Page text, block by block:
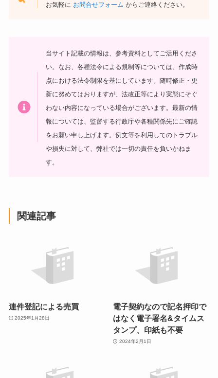
お気軽に お問合せフォーム からご連絡ください。
当サイト記載の情報は、参考資料としてご活用くださ
い。 なお、各種法令による規制等については、作成時
点における法令制限を基にしています。随時修正・更
新に努めてはおりますが、法改正等により実態にそぐ
わない内容になっている場合がございます。最新の情
報については、監督する行政庁や各種関係先にご確認
をお願い申し上げます。例文等を利用してのトラブル
や損失に対して、弊社では一切の責任を負いかねま
す。
関連記事
連件登記による売買
2025年1月28日
電子契約なので記名押印で
はなく電子署名&タイムス
タンプ、印紙も不要
2024年2月1日